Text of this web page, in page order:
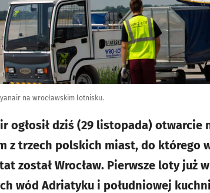
na wrocławskim lotnisku.
ogłosił dziś (29 listopada)
z trzech polskich miast, do którego
został Wrocław. Pierwsze loty już
wód Adriatyku i południowej